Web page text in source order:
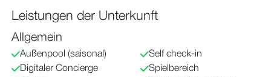
Leistungen der Unterkunft
Allgemein
Außenpool (saisonal)
Digitaler Concierge
Self check-in
Spielbereich